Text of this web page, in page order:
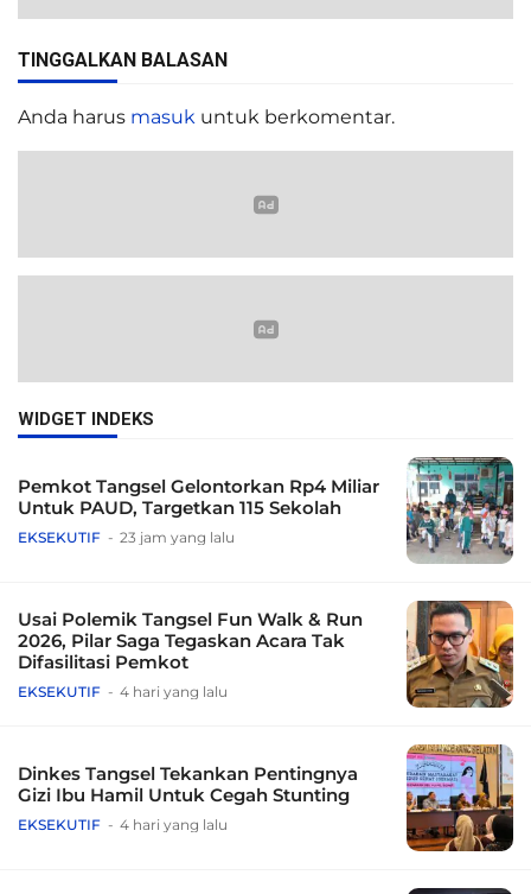
TINGGALKAN BALASAN
Anda harus masuk untuk berkomentar.
WIDGET INDEKS
Pemkot Tangsel Gelontorkan Rp4 Miliar
Untuk PAUD, Targetkan 115 Sekolah
EKSEKUTIF 23 jam yang lalu
Usai Polemik Tangsel Fun Walk & Run
2026, Pilar Saga Tegaskan Acara Tak
Difasilitasi Pemkot
EKSEKUTIF 4 hari yang lalu
Dinkes Tangsel Tekankan Pentingnya
Gizi Ibu Hamil Untuk Cegah Stunting
EKSEKUTIF 4 hari yang lalu